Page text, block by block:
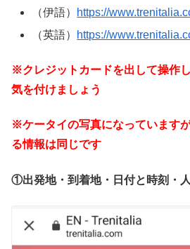
（伊語）
https://
（英語）
https://
※クレジットカードを出して操作
気を付けましょう
※ケータイの写真になっています
る情報は同じです
①出発地・到着地・日付と時刻・